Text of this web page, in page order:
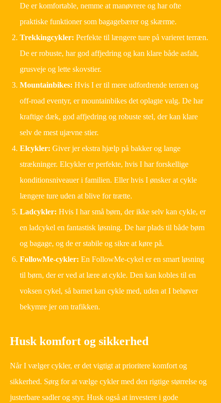
De er komfortable, nemme at manøvrere og har ofte
praktiske funktioner som bagagebærer og skærme.
Trekkingcykler: Perfekte til længere ture på varieret terræn.
De er robuste, har god affjedring og kan klare både asfalt,
grusveje og lette skovstier.
Mountainbikes: Hvis I er til mere udfordrende terræn og
off-road eventyr, er mountainbikes det oplagte valg. De har
kraftige dæk, god affjedring og robuste stel, der kan klare
selv de mest ujævne stier.
Elcykler: Giver jer ekstra hjælp på bakker og lange
strækninger. Elcykler er perfekte, hvis I har forskellige
konditionsniveauer i familien. Eller hvis I ønsker at cykle
længere ture uden at blive for trætte.
Ladcykler: Hvis I har små børn, der ikke selv kan cykle, er
en ladcykel en fantastisk løsning. De har plads til både børn
og bagage, og de er stabile og sikre at køre på.
FollowMe-cykler: En FollowMe-cykel er en smart løsning
til børn, der er ved at lære at cykle. Den kan kobles til en
voksen cykel, så barnet kan cykle med, uden at I behøver
bekymre jer om trafikken.
Husk komfort og sikkerhed
Når I vælger cykler, er det vigtigt at prioritere komfort og
sikkerhed. Sørg for at vælge cykler med den rigtige størrelse og
justerbare sadler og styr. Husk også at investere i gode